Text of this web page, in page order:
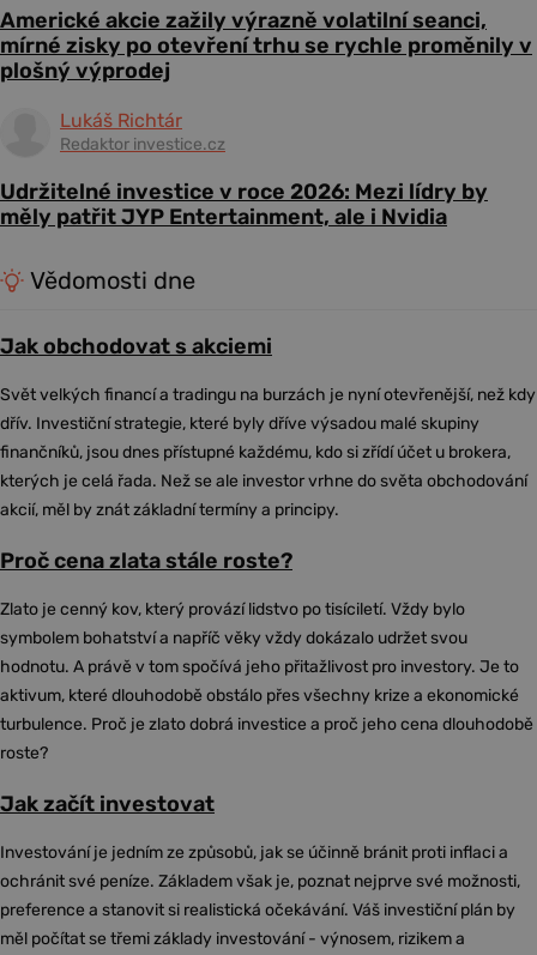
Americké akcie zažily výrazně volatilní seanci,
mírné zisky po otevření trhu se rychle proměnily v
plošný výprodej
Lukáš Richtár
Redaktor investice.cz
Udržitelné investice v roce 2026: Mezi lídry by
měly patřit JYP Entertainment, ale i Nvidia
Vědomosti dne
Jak obchodovat s akciemi
Svět velkých financí a tradingu na burzách je nyní otevřenější, než kdy
dřív. Investiční strategie, které byly dříve výsadou malé skupiny
finančníků, jsou dnes přístupné každému, kdo si zřídí účet u brokera,
kterých je celá řada. Než se ale investor vrhne do světa obchodování
akcií, měl by znát základní termíny a principy.
Proč cena zlata stále roste?
Zlato je cenný kov, který provází lidstvo po tisíciletí. Vždy bylo
symbolem bohatství a napříč věky vždy dokázalo udržet svou
hodnotu. A právě v tom spočívá jeho přitažlivost pro investory. Je to
aktivum, které dlouhodobě obstálo přes všechny krize a ekonomické
turbulence. Proč je zlato dobrá investice a proč jeho cena dlouhodobě
roste?
Jak začít investovat
Investování je jedním ze způsobů, jak se účinně bránit proti inflaci a
ochránit své peníze. Základem však je, poznat nejprve své možnosti,
preference a stanovit si realistická očekávání. Váš investiční plán by
měl počítat se třemi základy investování - výnosem, rizikem a